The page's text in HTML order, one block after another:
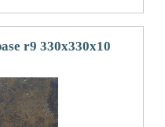
r9 330x330x10